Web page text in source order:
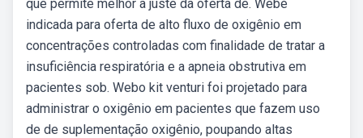
que permite melhor a juste da oferta de. Webé
indicada para oferta de alto fluxo de oxigênio em
concentrações controladas com finalidade de tratar a
insuficiência respiratória e a apneia obstrutiva em
pacientes sob. Webo kit venturi foi projetado para
administrar o oxigênio em pacientes que fazem uso
de de suplementação oxigênio, poupando altas